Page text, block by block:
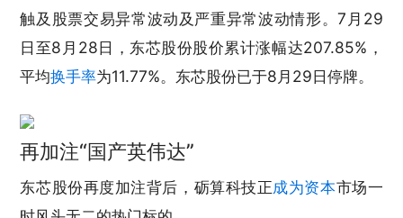
触及股票交易异常波动及严重异常波动情形。7月29
日至8月28日，东芯股份股价累计涨幅达207.85%，
平均换手率为11.77%。东芯股份已于8月29日停牌。
再加注“国产英伟达”
东芯股份再度加注背后，砺算科技正成为资本市场一